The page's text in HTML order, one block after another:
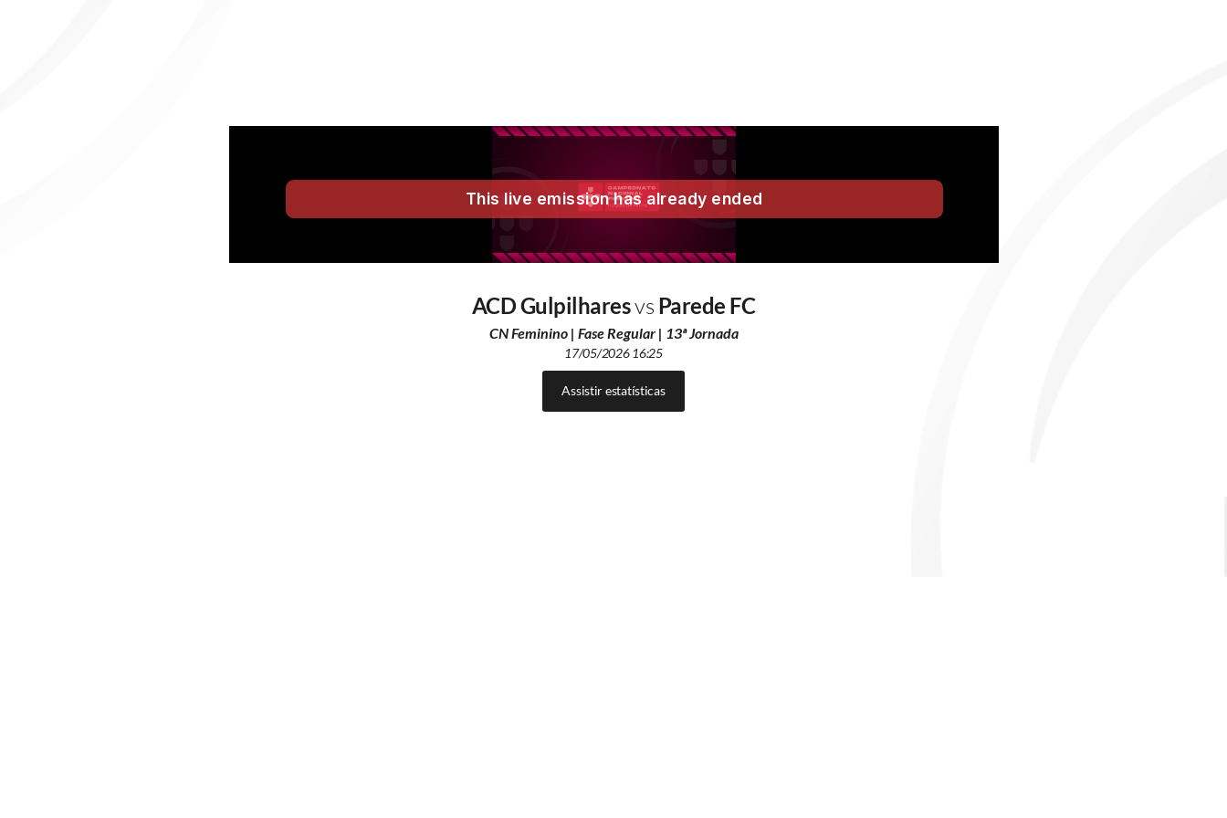
ACD Gulpilharesvs Parede FC
CN Feminino | Fase Regular | 13ª Jornada
17/05/2026 16:25
Assistir estatísticas